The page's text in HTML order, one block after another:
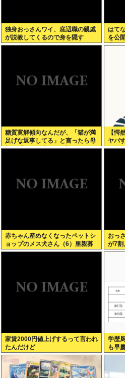
独身おっさんワイ、底辺職の親戚
が説教してくるので身を隠す
はて
を公
業・
立…
糖質寛解傾向なんだが、「猫が満
足げな返事してる」と言ったら母
親に「お気の毒w」と言われた
【愕
ヤバ
ちら
赤ちゃん産めなくなったペットシ
ョップのメス犬さん（6）里親募
集されてしまうwww
おっ
が7割
なん
家賃2000円値上げするって言われ
たんだけど
学歴
も早